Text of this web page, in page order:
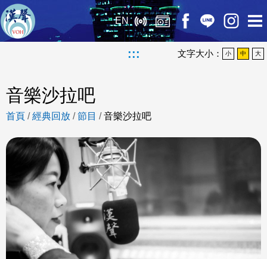
EN
::: 文字大小： 小 中 大
音樂沙拉吧
首頁 /經典回放 /節目 /音樂沙拉吧